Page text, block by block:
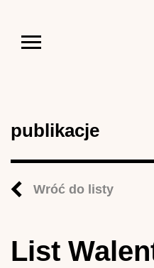
publikacje
Wróć do listy
List